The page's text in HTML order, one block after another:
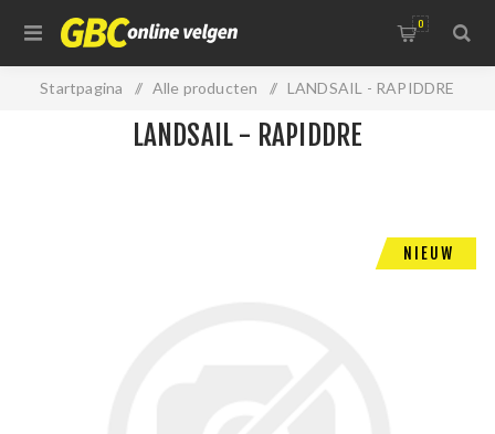
0
Startpagina / Alle producten / LANDSAIL - RAPIDDRE
NIEUW
LANDSAIL - RAPIDDRE